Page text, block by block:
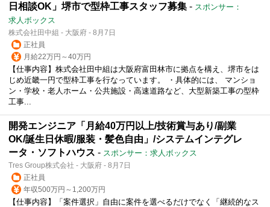
日相談OK」堺市で型枠工事スタッフ募集 - スポンサー：
求人ボックス
株式会社田中組 - 大阪府 - 8月7日
正社員
月給22万円～40万円
【仕事内容】株式会社田中組は大阪府富田林市に拠点を構え、堺市をは
じめ近畿一円で型枠工事を行なっています。 ・具体的には、 マンショ
ン・学校・老人ホーム・公共施設・高速道路など、大型新築工事の型枠
工事...
開発エンジニア「月給40万円以上/技術賞与あり/副業
OK/誕生日休暇/服装・髪色自由」/システムインテグレ
ータ・ソフトハウス - スポンサー：求人ボックス
Tres Group株式会社 - 大阪府 - 8月7日
正社員
年収500万円～1,200万円
【仕事内容】「案件選択」自由に案件を選べるだけでなく「継続的なス